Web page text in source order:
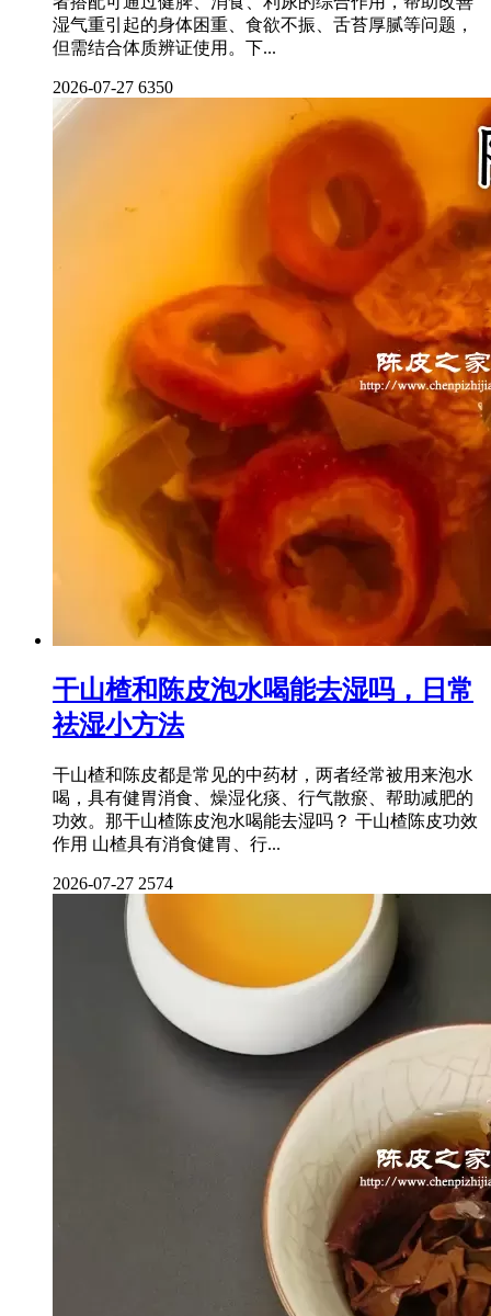
湿气重引起的身体困重、食欲不振、舌苔厚腻等问题，
但需结合体质辨证使用。下...
2026-07-27 6350
干山楂和陈皮泡水喝能去湿吗，日常
祛湿小方法
干山楂和陈皮都是常见的中药材，两者经常被用来泡水
喝，具有健胃消食、燥湿化痰、行气散瘀、帮助减肥的
功效。那干山楂陈皮泡水喝能去湿吗？ 干山楂陈皮功效
作用 山楂具有消食健胃、行...
2026-07-27 2574